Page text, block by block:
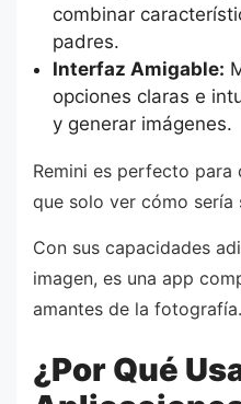
combinar
padres.
Interfaz Amigable:
opciones claras e
y generar imágenes.
Remini es perfecto para
que solo ver cómo sería
Con sus capacidades
imagen, es una app
amantes de la fotografía.
¿Por Qué